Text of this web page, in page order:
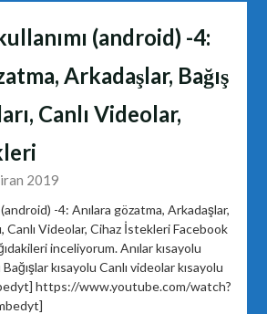
(android) -4:
Arkadaşlar, Bağış
Canlı Videolar,
2019
(android) -4: Anılara gözatma, Arkadaşlar,
Canlı Videolar, Cihaz İstekleri Facebook
inceliyorum. Anılar kısayolu
kısayolu Canlı videolar kısayolu
https://www.youtube.com/watch?